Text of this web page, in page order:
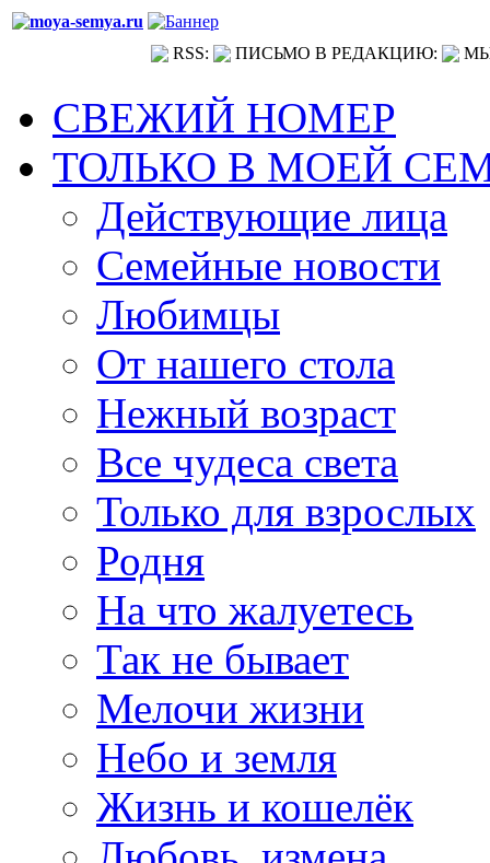
RSS: ПИСЬМО В РЕДАКЦИЮ:
СВЕЖИЙ НОМЕР
ТОЛЬКО В МОЕЙ
Действующие лица
Семейные новости
Любимцы
От нашего стола
Нежный возраст
Все чудеса света
Только для взрослых
Родня
На что жалуетесь
Так не бывает
Мелочи жизни
Небо и земля
Жизнь и кошелёк